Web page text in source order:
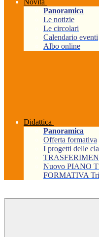
Novità
Panoramica
Le notizie
Le circolari
Calendario eventi
Albo online
Didattica
Panoramica
Offerta formativa
I progetti delle
Nuovo PIANO
FORMATIVA